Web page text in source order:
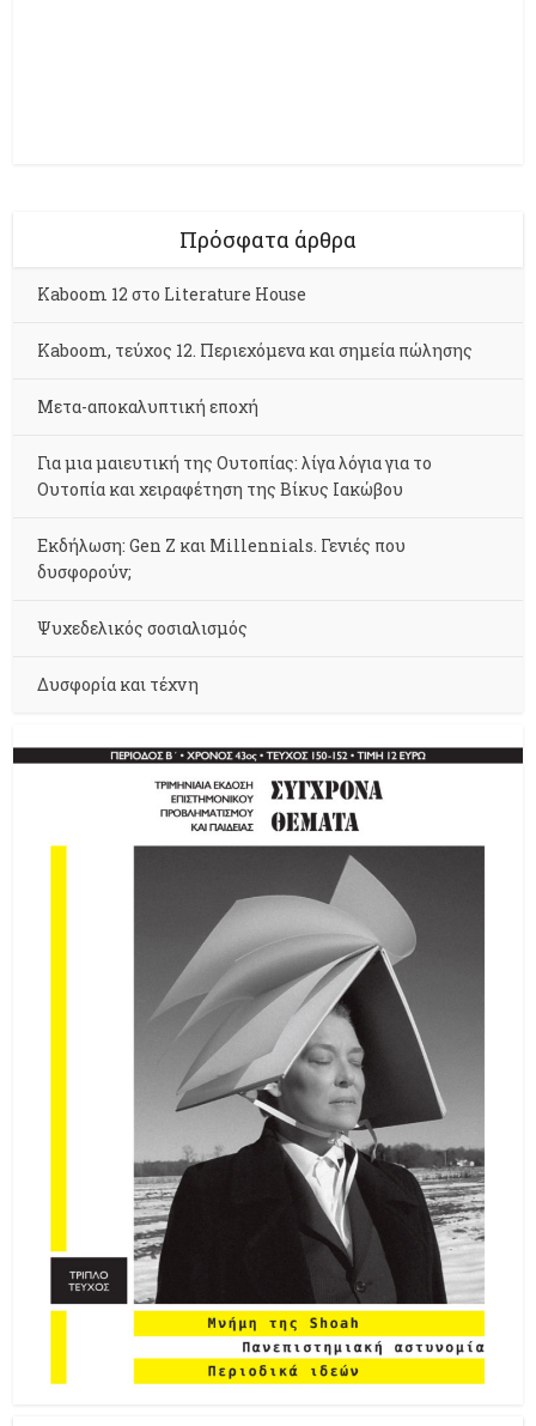
Πρόσφατα άρθρα
Kaboom 12 στο Literature House
Kaboom, τεύχος 12. Περιεχόμενα και σημεία πώλησης
Μετα-αποκαλυπτική εποχή
Για μια μαιευτική της Ουτοπίας: λίγα λόγια για το
Ουτοπία και χειραφέτηση της Βίκυς Ιακώβου
Εκδήλωση: Gen Z και Millennials. Γενιές που
δυσφορούν;
Ψυχεδελικός σοσιαλισμός
Δυσφορία και τέχνη